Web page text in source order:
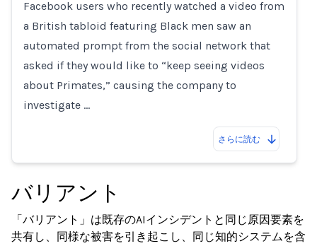
Facebook users who recently watched a video from
a British tabloid featuring Black men saw an
automated prompt from the social network that
asked if they would like to “keep seeing videos
about Primates,” causing the company to
investigate …
さらに読む
バリアント
「バリアント」は既存のAIインシデントと同じ原因要素を
共有し、同様な被害を引き起こし、同じ知的システムを含